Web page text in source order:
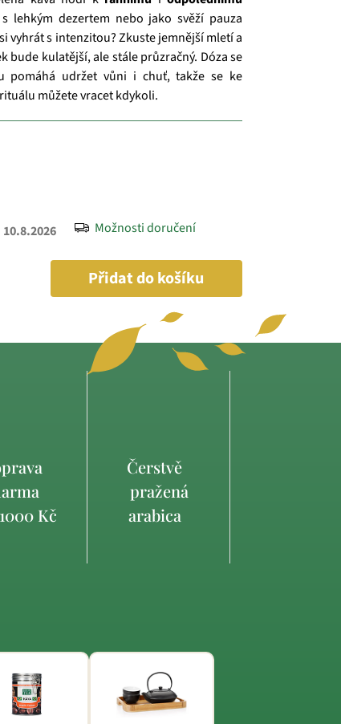
10.8.2026 Možnosti doručení
Přidat do košíku
lehkým dezertem nebo jako svěží pauza
vyhrát s intenzitou? Zkuste jemnější mletí a
bude kulatější, ale stále průzračný. Dóza se
pomáhá udržet vůni i chuť, takže se ke
můžete vracet kdykoli.
Kč
Čerstvě
pražená
arabica